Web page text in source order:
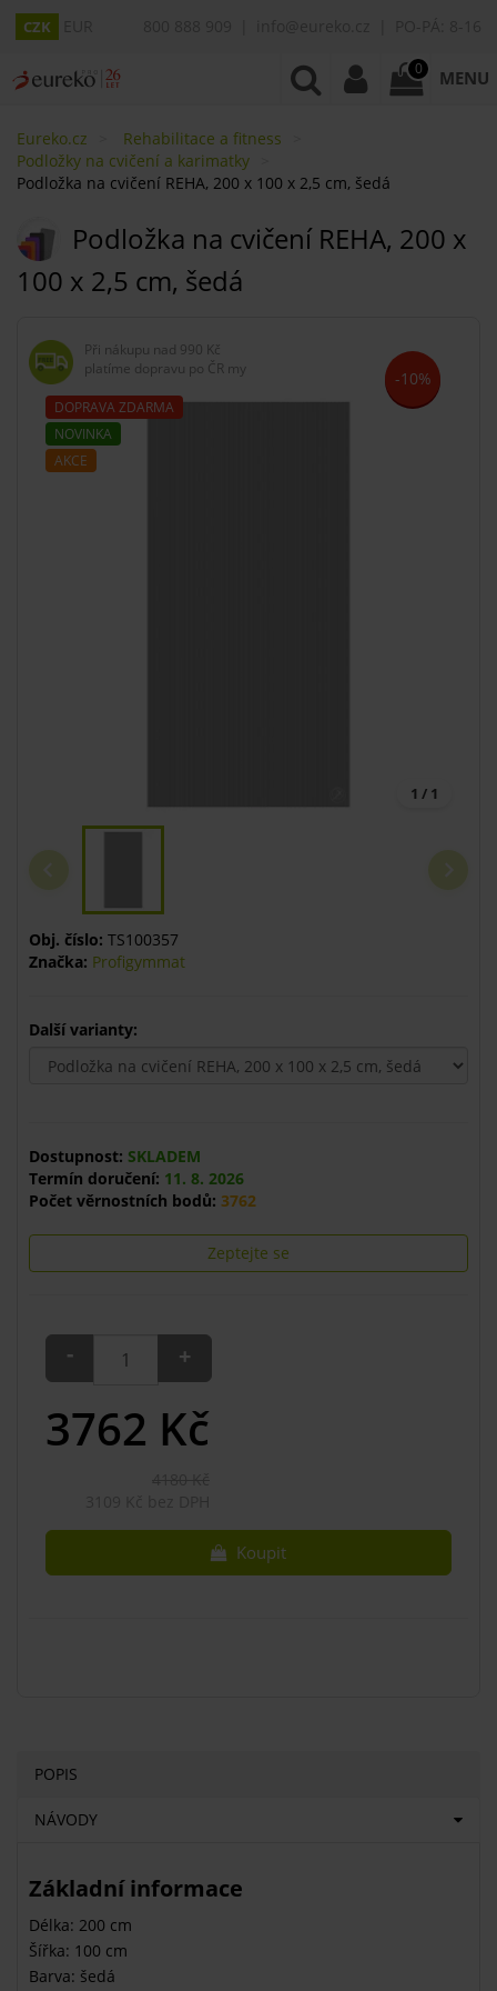
CZK
0 MENU
Eureko.cz
Rehabilitace a fitness
Podložky na cvičení a karimatky
Podložka na cvičení REHA, 200 x 100 x 2,5 cm, šedá
Podložka na cvičení REHA, 200 x
100 x 2,5 cm, šedá
Při nákupu nad 990 Kč
platíme dopravu po ČR my
DOPRAVA ZDARMA
NOVINKA
AKCE
-10%
1 / 1
Obj. číslo: TS100357
Značka: Profigymmat
Další varianty:
Dostupnost: SKLADEM
Termín doručení: 11. 8. 2026
Počet věrnostních bodů: 3762
Zeptejte se
- +
3762 Kč
Koupit
POPIS
NÁVODY
Základní informace
Délka: 200 cm
Šířka: 100 cm
Barva: šedá